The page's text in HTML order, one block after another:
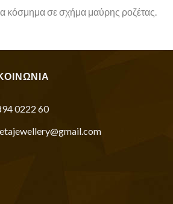
κόσμημα σε σχήμα μαύρης ροζέτας.
0222 60